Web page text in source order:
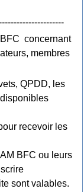
concernant
membres
QPDD, les
recevoir les
BFC ou leurs
sont valables.